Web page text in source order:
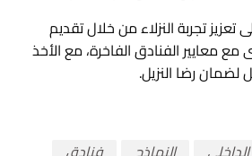
تجربة النزلاء من خلال تقديم
معايير الفنادق الفاخرة، مع الأخذ
لضمان رضا النزيل.